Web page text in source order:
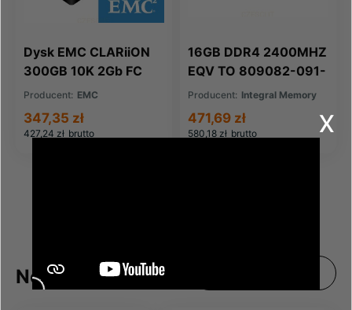
Dysk EMC CLARiiON
300GB 10K 2Gb FC
HDD RoHS
(005048582)
Producent: EMC
427,24 zł brutto
347,35 zł
16GB DDR4 2400MHZ
EQV TO 809082-091-
IN FOR HP COMPAQ
Producent: Integral Memory
580,18 zł brutto
471,69 zł
Nowości
x